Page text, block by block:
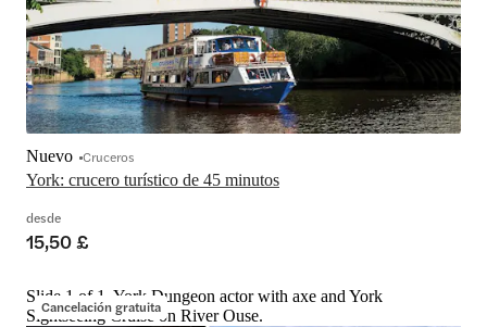
York: crucero turístico de 45 minutos
Nuevo Cruceros
desde
15,50 £
Cancelación gratuita
Slide 1 of 1, York Dungeon actor with axe and York
Sightseeing Cruise on River Ouse.